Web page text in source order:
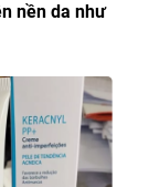
nền da như